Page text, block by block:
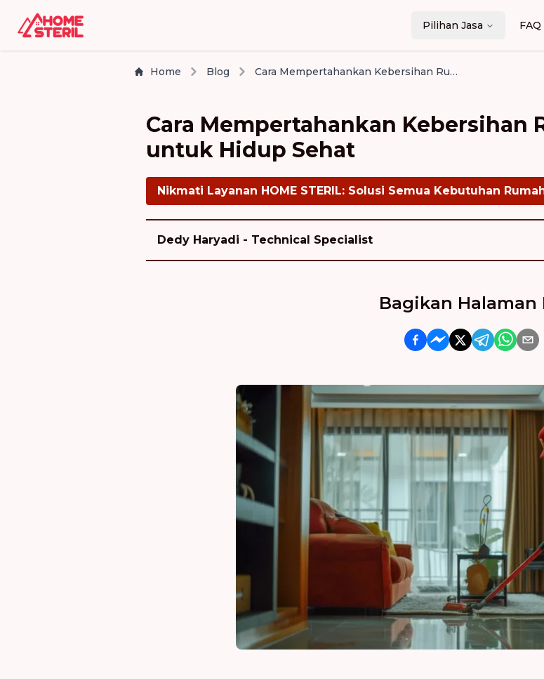
Pilihan Jasa FAQ
Home Blog Cara Mempertahankan Kebersihan Rumah: Tips Praktis untuk Hidup Sehat
Cara Mempertahankan Kebersihan
untuk Hidup Sehat
Nikmati Layanan HOME STERIL: Solusi Semua Kebutuhan
Dedy Haryadi - Technical Specialist
Bagikan Halaman